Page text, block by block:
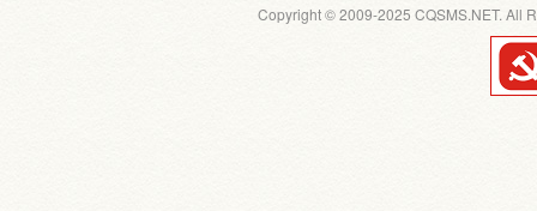
Copyright © 2009-2025 CQSMS.NET. All